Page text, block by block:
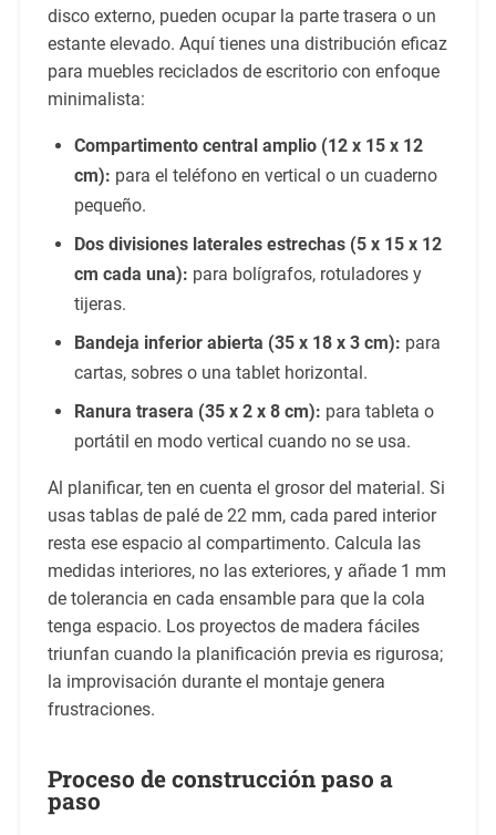
disco externo, pueden ocupar la parte trasera o un
estante elevado. Aquí tienes una distribución eficaz
para muebles reciclados de escritorio con enfoque
minimalista:
Compartimento central amplio (12 x 15 x 12
cm): para el teléfono en vertical o un cuaderno
pequeño.
Dos divisiones laterales estrechas (5 x 15 x 12
cm cada una): para bolígrafos, rotuladores y
tijeras.
Bandeja inferior abierta (35 x 18 x 3 cm): para
cartas, sobres o una tablet horizontal.
Ranura trasera (35 x 2 x 8 cm): para tableta o
portátil en modo vertical cuando no se usa.
Al planificar, ten en cuenta el grosor del material. Si
usas tablas de palé de 22 mm, cada pared interior
resta ese espacio al compartimento. Calcula las
medidas interiores, no las exteriores, y añade 1 mm
de tolerancia en cada ensamble para que la cola
tenga espacio. Los proyectos de madera fáciles
triunfan cuando la planificación previa es rigurosa;
la improvisación durante el montaje genera
frustraciones.
Proceso de construcción paso a
paso